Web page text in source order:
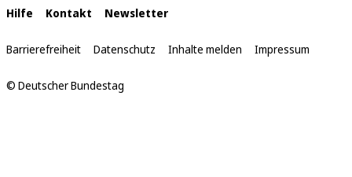
Interne
Links
Hilfe Kontakt Newsletter
Barrierefreiheit Datenschutz Inhalte melden Impressum
© Deutscher Bundestag